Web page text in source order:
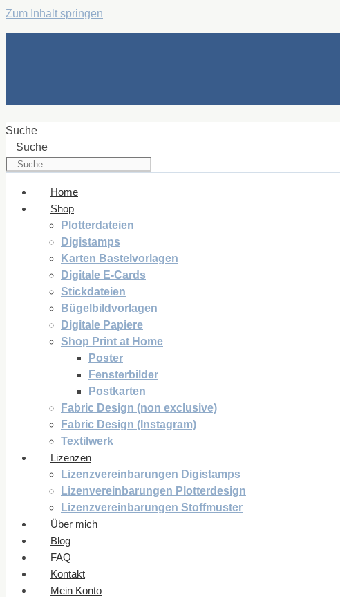
Zum Inhalt springen
Suche
Suche
Home
Shop
Plotterdateien
Digistamps
Karten Bastelvorlagen
Digitale E-Cards
Stickdateien
Bügelbildvorlagen
Digitale Papiere
Shop Print at Home
Poster
Fensterbilder
Postkarten
Fabric Design (non exclusive)
Fabric Design (Instagram)
Textilwerk
Lizenzen
Lizenzvereinbarungen Digistamps
Lizenvereinbarungen Plotterdesign
Lizenzvereinbarungen Stoffmuster
Über mich
Blog
FAQ
Kontakt
Mein Konto